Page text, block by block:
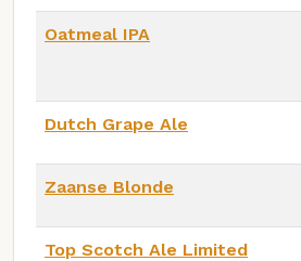
Oatmeal IPA
Dutch Grape Ale
Zaanse Blonde
Top Scotch Ale Limited